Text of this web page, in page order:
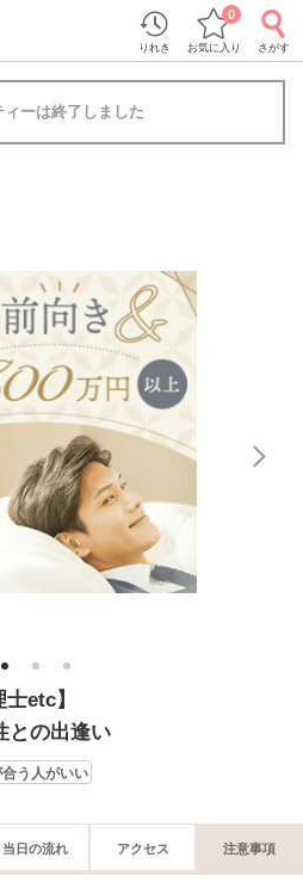
りれき お気に入り
0
さがす
ィーは終了しました
1 2 3
etc】
との出逢い
う人がいい
当日の流れ アクセス 注意事項